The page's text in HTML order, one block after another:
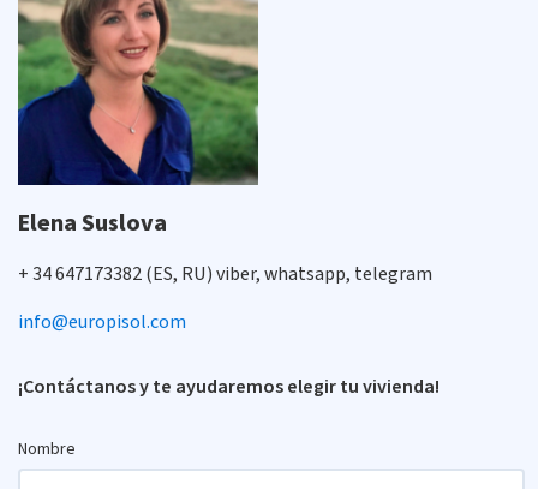
Elena Suslova
+ 34 647173382 (ES, RU) viber, whatsapp, telegram
info@europisol.com
¡Contáctanos y te ayudaremos elegir tu vivienda!
Nombre